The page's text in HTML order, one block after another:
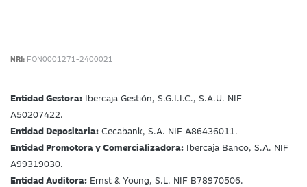
NRI: FON0001271-2400021
Entidad Gestora: Ibercaja Gestión, S.G.I.I.C., S.A.U. NIF
A50207422.
Entidad Depositaria: Cecabank, S.A. NIF A86436011.
Entidad Promotora y Comercializadora: Ibercaja Banco, S.A. NIF
A99319030.
Entidad Auditora: Ernst & Young, S.L. NIF B78970506.